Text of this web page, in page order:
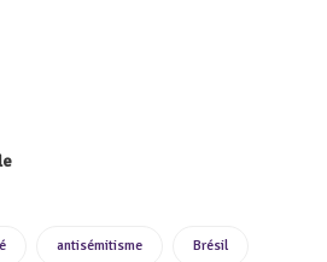
antisémitisme Brésil